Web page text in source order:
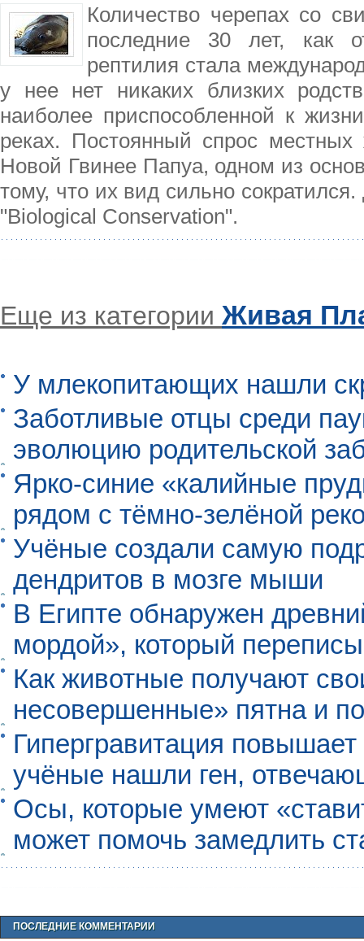
Количество черепах со
последние 30 лет, как
рептилия стала
у нее нет никаких близких
наиболее приспособленной к
реках. Постоянный спрос
Новой Гвинее Папуа, одном из
тому, что их вид сильно
"Biological Conservation".
Еще из категории Живая
У млекопитающих нашли
Заботливые отцы среди
эволюцию родительской
Ярко-синие «калийные
рядом с тёмно-зелёной
Учёные создали самую
дендритов в мозге мыши
В Египте обнаружен
мордой», который
Как животные получают
несовершенные» пятна и
Гипергравитация
учёные нашли ген,
Осы, которые умеют
может помочь замедлить
ПОСЛЕДНИЕ КОММЕНТАРИИ